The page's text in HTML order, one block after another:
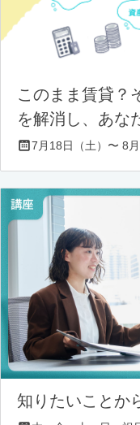
このまま賃貸？
を解消し、あな
7月18日（土）〜 8
知りたいことか